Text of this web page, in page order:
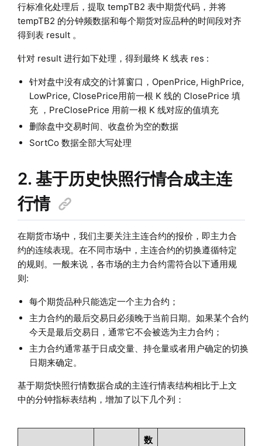
行标准化处理后，提取 tempTB2 表中期货代码，并将
tempTB2 的分钟频数据和每个期货对应品种的时间段对齐
得到表 result 。
针对 result 进行如下处理，得到最终 K 线表 res :
针对盘中没有成交的计算窗口，OpenPrice, HighPrice,
LowPrice, ClosePrice用前一根 K 线的 ClosePrice 填
充 ，PreClosePrice 用前一根 K 线对应的值填充
删除盘中交易时间、收盘价为空的数据
SortCo 数据全部大写处理
2. 基于历史快照行情合成主连
行情
在期货市场中，我们主要关注主连合约的报价，即主力合
约的连续表现。在不同市场中，主连合约的切换遵循特定
的规则。一般来说，各市场的主力合约需符合以下通用规
则:
每个期货品种只能选定一个主力合约；
主力合约的最后交易日必须晚于当前日期。如果某个合约
今天是最后交易日，通常它不会被选为主力合约；
主力合约通常基于日成交量、持仓量或者用户确定的切换
日期来确定。
基于期货快照行情数据合成的主连行情表结构相比于上文
中的分钟指标表结构，增加了以下几个列：
数